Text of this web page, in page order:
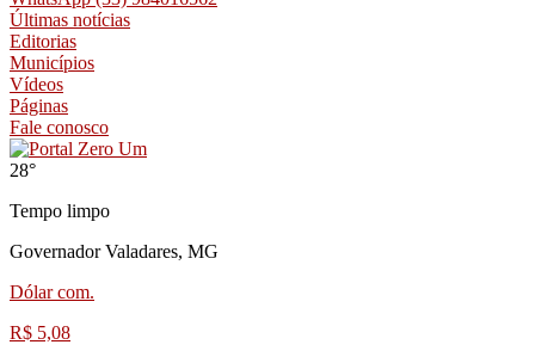
Últimas notícias
Editorias
Municípios
Vídeos
Páginas
Fale conosco
28°
Tempo limpo
Governador Valadares, MG
Dólar com.
R$ 5,08